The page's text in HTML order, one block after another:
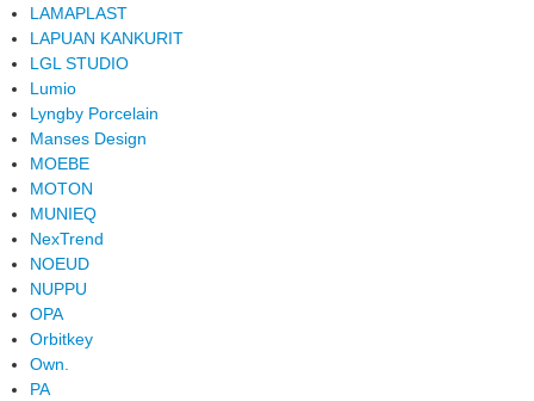
LAMAPLAST
LAPUAN KANKURIT
LGL STUDIO
Lumio
Lyngby Porcelain
Manses Design
MOEBE
MOTON
MUNIEQ
NexTrend
NOEUD
NUPPU
OPA
Orbitkey
Own.
PA